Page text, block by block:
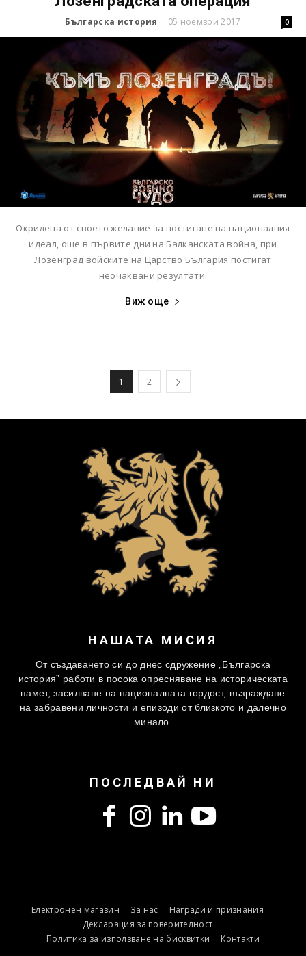
Българска история - 05 ноември 2017 0
Окрилена от своето желание за постигане на националния
идеал, още в първите дни на Балканската война, при
Лозенград войските на Царство България постигат
неочаквани резултати.
Виж още
1 2
НАШАТА МИСИЯ
От създаването си до днес сдружение „Българска
история” работи в посока опресняване на историческата
памет, засилване на националната гордост, възраждане
на забравени личности и епизоди от близкото и далечно
минало.
ПОСЛЕДВАЙ НИ
Електронен магазин За нас
Награди и признания
Декларация за поверителност
Политика за използване на бисквитки
Контакти